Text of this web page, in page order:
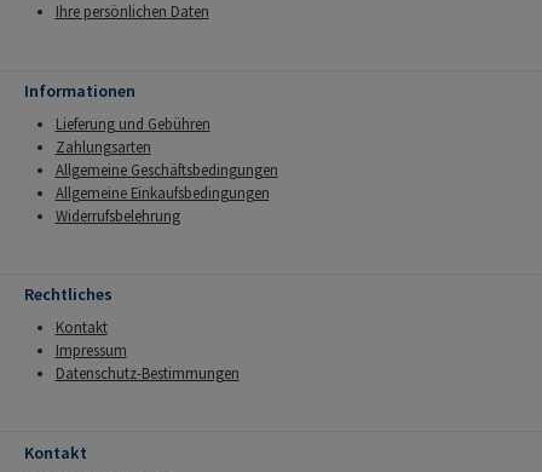
Ihre persönlichen Daten
Informationen
Lieferung und Gebühren
Zahlungsarten
Allgemeine Geschäftsbedingungen
Allgemeine Einkaufsbedingungen
Widerrufsbelehrung
Rechtliches
Kontakt
Impressum
Datenschutz-Bestimmungen
Kontakt